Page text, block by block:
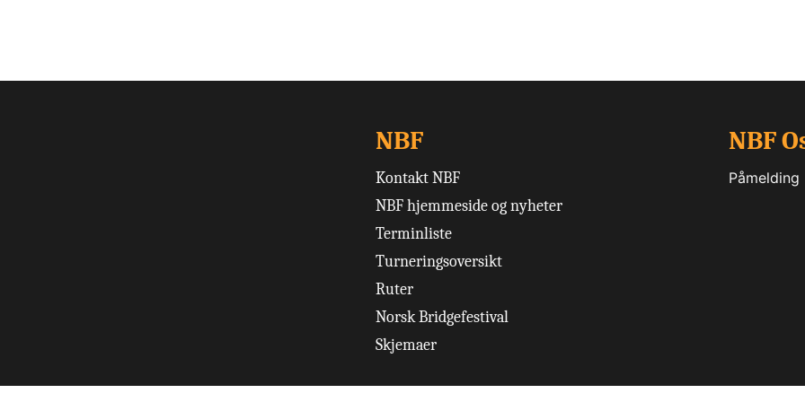
NBF
Kontakt NBF
NBF hjemmeside og nyheter
Terminliste
Turneringsoversikt
Ruter
Norsk Bridgefestival
Skjemaer
NBF
Påmelding